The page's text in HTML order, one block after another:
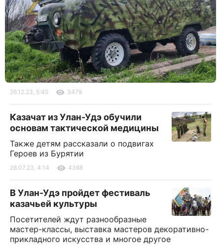
26.12.23, 5:45 3479
Казачат из Улан-Удэ обучили
основам тактической медицины
Также детям рассказали о подвигах
Героев из Бурятии
28.07.23, 4:14 4368
В Улан-Удэ пройдет фестиваль
казачьей культуры
Посетителей ждут разнообразные
мастер-классы, выставка мастеров декоративно-
прикладного искусства и многое другое